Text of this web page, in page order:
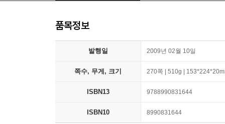
품목정보
발행일 2009년 02월 10일
쪽수, 무게, 크기 270쪽 | 510g |
ISBN13 9788990831644
ISBN10 8990831644